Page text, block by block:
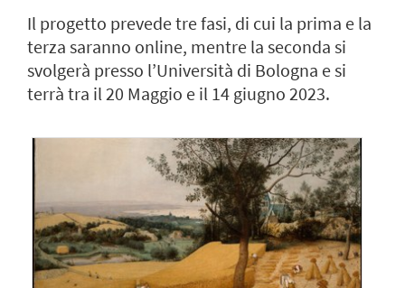
Il progetto prevede tre fasi, di cui la prima e la
terza saranno online, mentre la seconda si
svolgerà presso l’Università di Bologna e si
terrà tra il 20 Maggio e il 14 giugno 2023.